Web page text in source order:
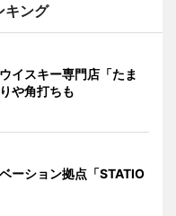
キング
イスキー専門店「たま
や角打ちも
ーション拠点「STATIO